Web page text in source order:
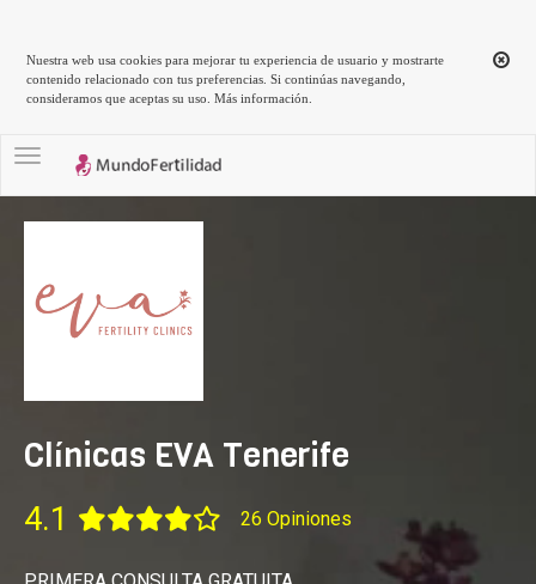
Nuestra web usa cookies para mejorar tu experiencia de usuario y mostrarte
contenido relacionado con tus preferencias. Si continúas navegando,
consideramos que aceptas su uso.Más información
Toggle navigation
Clínicas EVA Tenerife
4.1 26 Opiniones